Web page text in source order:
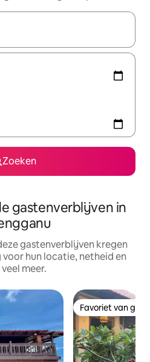
zijn, maak je een keuze
Zoeken
gastenverblijven in
gastenverblijven kregen
hun locatie, netheid en
meer.
Favoriet van
Favoriet van